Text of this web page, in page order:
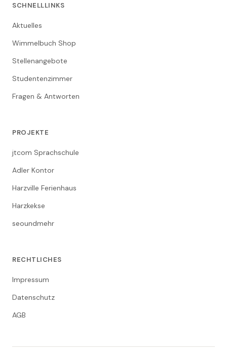
SCHNELLLINKS
Aktuelles
Wimmelbuch Shop
Stellenangebote
Studentenzimmer
Fragen & Antworten
PROJEKTE
jtcom Sprachschule
Adler Kontor
Harzville Ferienhaus
Harzkekse
seoundmehr
RECHTLICHES
Impressum
Datenschutz
AGB